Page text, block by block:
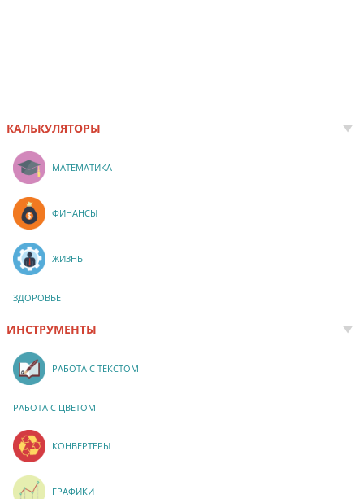
КАЛЬКУЛЯТОРЫ
МАТЕМАТИКА
ФИНАНСЫ
ЖИЗНЬ
ЗДОРОВЬЕ
ИНСТРУМЕНТЫ
РАБОТА С ТЕКСТОМ
РАБОТА С ЦВЕТОМ
КОНВЕРТЕРЫ
ГРАФИКИ